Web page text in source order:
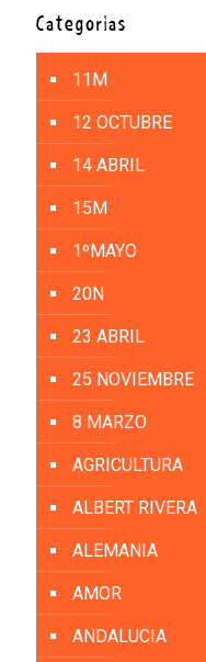
Categorías
11M
12 OCTUBRE
14 ABRIL
15M
1ºMAYO
20N
23 ABRIL
25 NOVIEMBRE
8 MARZO
AGRICULTURA
ALBERT RIVERA
ALEMANIA
AMOR
ANDALUCIA